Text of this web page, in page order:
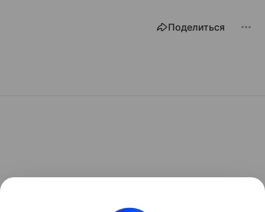
Поделиться